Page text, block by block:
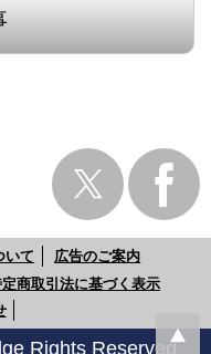
いて
広告のご案内
商取引法に基づく表示
Rights Reserved